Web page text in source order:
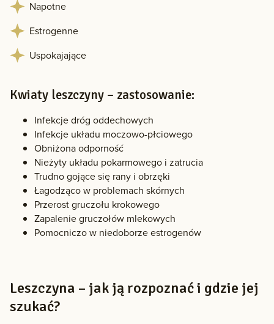
Napotne
Estrogenne
Uspokajające
Kwiaty leszczyny – zastosowanie:
Infekcje dróg oddechowych
Infekcje układu moczowo-płciowego
Obniżona odporność
Nieżyty układu pokarmowego i zatrucia
Trudno gojące się rany i obrzęki
Łagodząco w problemach skórnych
Przerost gruczołu krokowego
Zapalenie gruczołów mlekowych
Pomocniczo w niedoborze estrogenów
Leszczyna – jak ją rozpoznać i gdzie jej
szukać?